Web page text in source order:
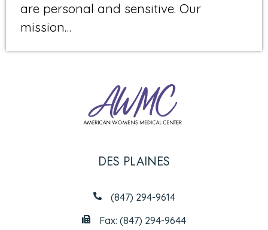
are personal and sensitive. Our
mission…
DES PLAINES
(847) 294-9614
Fax: (847) 294-9644